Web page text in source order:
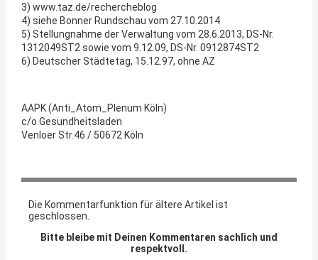
3) www.taz.de/rechercheblog
4) siehe Bonner Rundschau vom 27.10.2014
5) Stellungnahme der Verwaltung vom 28.6.2013, DS-Nr.
1312049ST2 sowie vom 9.12.09, DS-Nr. 0912874ST2
6) Deutscher Städtetag, 15.12.97, ohne AZ
AAPK (Anti_Atom_Plenum Köln)
c/o Gesundheitsladen
Venloer Str.46 / 50672 Köln
Die Kommentarfunktion für ältere Artikel ist
geschlossen.
Bitte bleibe mit Deinen Kommentaren sachlich und
respektvoll.